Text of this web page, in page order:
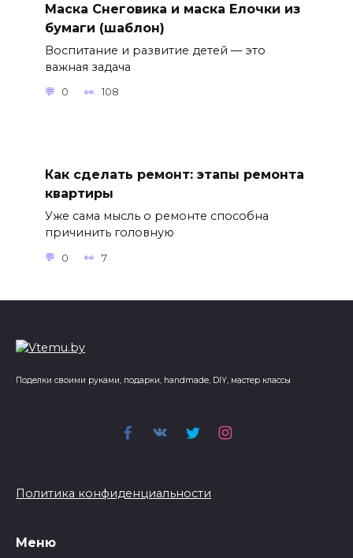
Маска Снеговика и маска Елочки из
бумаги (шаблон)
Воспитание и развитие детей — это
важная задача
0 108
Как сделать ремонт: этапы ремонта
квартиры
Уже сама мысль о ремонте способна
причинить головную
0 7
Поделки своими руками, подарки, handmade, DIY, мастер классы
Политика конфиденциальности
Меню